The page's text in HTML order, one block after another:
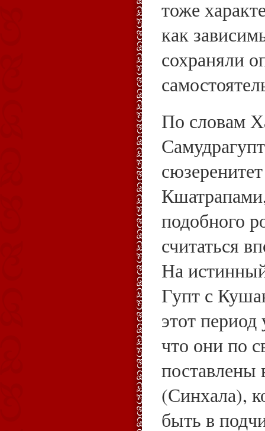
тоже
как
сохраняли
По словам
подобного
считаться
На
Гупт с
этот период
что они по
поставлены
(Синхала),
быть в